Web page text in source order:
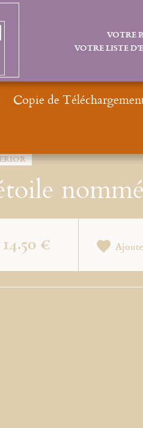
14.50 €
VOTRE
VOTRE LISTE
Copie de